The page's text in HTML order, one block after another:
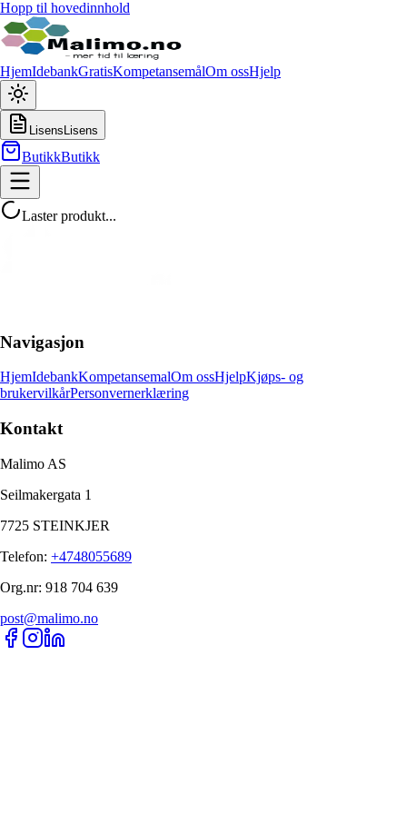
Hopp til hovedinnhold
HjemIdebankGratisKompetansemålOm ossHjelp
Lisens Lisens
ButikkButikk
Laster produkt...
Navigasjon
HjemIdebankKompetansemalOm ossHjelpKjøps- og
brukervilkårPersonvernerklæring
Kontakt
Malimo AS
Seilmakergata 1
7725 STEINKJER
Telefon: +4748055689
Org.nr: 918 704 639
post@malimo.no